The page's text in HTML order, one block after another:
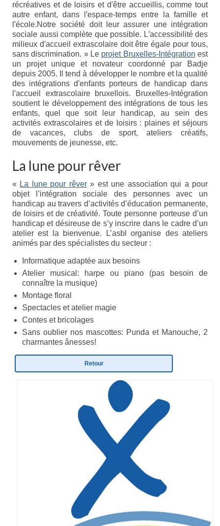
Activités passées
L’X presse
Nos revendications
Espace Parents
Quand il n’y a pas de diagnostic
A l’annonce du handicap
Parentalité et handicap
Quand nous ne serons plus là
Les formalités administratives
Trouver de l’aide
Eduquer notre enfant
Défendre ses droits
Veiller à sa santé
Lui trouver des activités de loisir
Lui trouver des activités de jour
Lui trouver un hébergement
Espace Entourage
Première ligne
Paramédicaux
Enseignants
Mouvements de jeunesse
Accompagnants
Chercheurs
Scientific Advisory Board
récréatives et de loisirs et d′être accueillis, comme tout
autre enfant, dans l′espace-temps entre la famille et
l′école.Notre société doit leur assurer une intégration
sociale aussi complète que possible. L′accessibilité des
milieux d′accueil extrascolaire doit être égale pour tous,
sans discrimination. » Le projet Bruxelles-Intégration est
un projet unique et novateur coordonné par Badje
depuis 2005. Il tend à développer le nombre et la qualité
des intégrations d′enfants porteurs de handicap dans
l′accueil extrascolaire bruxellois. Bruxelles-Intégration
soutient le développement des intégrations de tous les
enfants, quel que soit leur handicap, au sein des
activités extrascolaires et de loisirs : plaines et séjours
de vacances, clubs de sport, ateliers créatifs,
mouvements de jeunesse, etc.
La lune pour rêver
« La lune pour rêver» est une association qui a pour
objet l’intégration sociale des personnes avec un
handicap au travers d’activités d’éducation permanente,
de loisirs et de créativité. Toute personne porteuse d’un
handicap et désireuse de s’y inscrire dans le cadre d’un
atelier est la bienvenue. L’asbl organise des ateliers
animés par des spécialistes du secteur :
Informatique adaptée aux besoins
Atelier musical: harpe ou piano (pas besoin de
connaître la musique)
Montage floral
Spectacles et atelier magie
Contes et bricolages
Sans oublier nos mascottes: Punda et Manouche, 2
charmantes ânesses!
Retour